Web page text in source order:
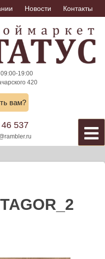
Новости Контакты
19:00
420
вам?
537